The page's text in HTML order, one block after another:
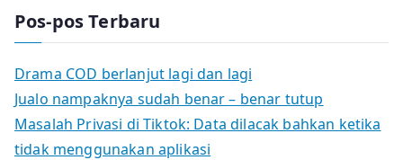
Pos-pos Terbaru
Drama COD berlanjut lagi dan lagi
Jualo nampaknya sudah benar – benar tutup
Masalah Privasi di Tiktok: Data dilacak bahkan ketika
tidak menggunakan aplikasi